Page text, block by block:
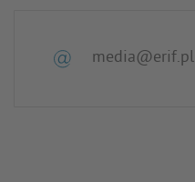
media@erif.pl